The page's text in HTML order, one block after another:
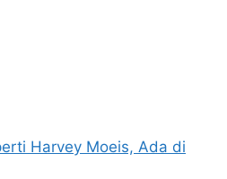
Harvey Moeis, Ada di